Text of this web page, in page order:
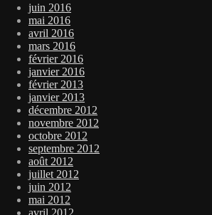
juin 2016
mai 2016
avril 2016
mars 2016
février 2016
janvier 2016
février 2013
janvier 2013
décembre 2012
novembre 2012
octobre 2012
septembre 2012
août 2012
juillet 2012
juin 2012
mai 2012
avril 2012